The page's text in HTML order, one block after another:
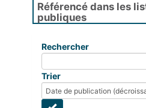
Référencé dans les
publiques
Rechercher
Trier